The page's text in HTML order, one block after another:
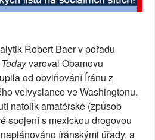
Robert Baer v pořadu
varoval Obamovu
od obviňování Íránu z
velvyslance ve Washingtonu.
natolik amatérské (způsob
spojení s mexickou drogovou
íránskými úřady, a